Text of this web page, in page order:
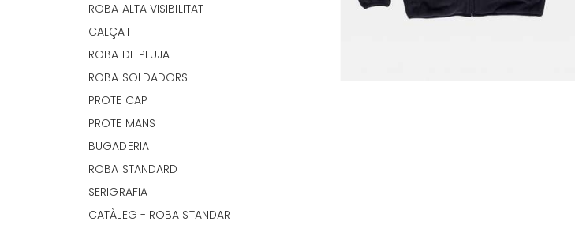
ROBA ALTA VISIBILITAT
CALÇAT
ROBA DE PLUJA
ROBA SOLDADORS
PROTE CAP
PROTE MANS
BUGADERIA
ROBA STANDARD
SERIGRAFIA
CATÀLEG - ROBA STANDAR